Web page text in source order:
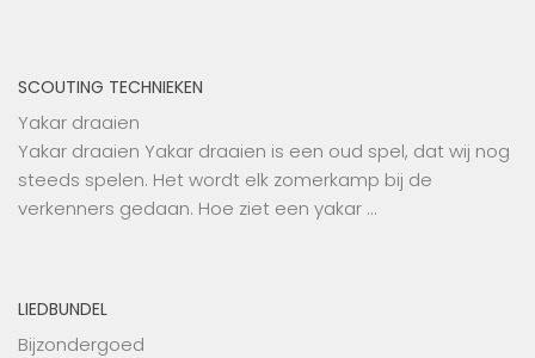
SCOUTING TECHNIEKEN
Yakar draaien
Yakar draaien Yakar draaien is een oud spel, dat wij nog
steeds spelen. Het wordt elk zomerkamp bij de
verkenners gedaan. Hoe ziet een yakar …
LIEDBUNDEL
Bijzondergoed